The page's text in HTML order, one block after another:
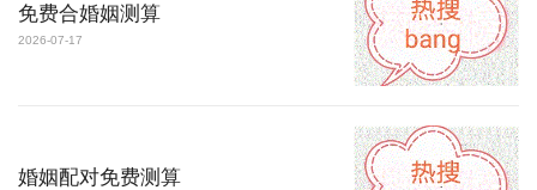
免费合婚姻测算
2026-07-17
婚姻配对免费测算